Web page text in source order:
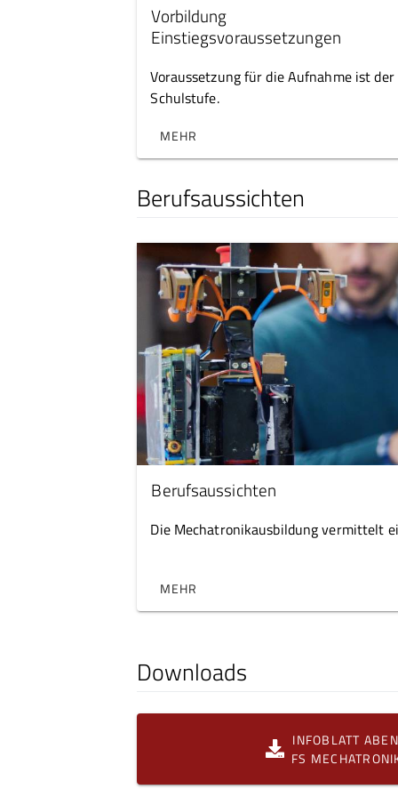
Vorbildung
Einstiegsvoraussetzungen
Voraussetzung für die Aufnahme ist
Schulstufe.
MEHR
Berufsaussichten
Berufsaussichten
Die Mechatronikausbildung vermittelt
MEHR
Downloads
INFOBLATT
FS